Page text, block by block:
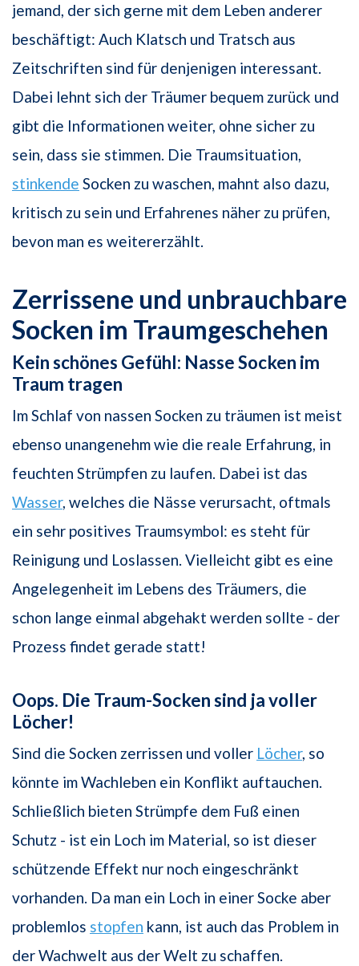
jemand, der sich gerne mit dem Leben anderer
beschäftigt: Auch Klatsch und Tratsch aus
Zeitschriften sind für denjenigen interessant.
Dabei lehnt sich der Träumer bequem zurück und
gibt die Informationen weiter, ohne sicher zu
sein, dass sie stimmen. Die Traumsituation,
stinkende Socken zu waschen, mahnt also dazu,
kritisch zu sein und Erfahrenes näher zu prüfen,
bevon man es weitererzählt.
Zerrissene und unbrauchbare
Socken im Traumgeschehen
Kein schönes Gefühl: Nasse Socken im
Traum tragen
Im Schlaf von nassen Socken zu träumen ist meist
ebenso unangenehm wie die reale Erfahrung, in
feuchten Strümpfen zu laufen. Dabei ist das
Wasser, welches die Nässe verursacht, oftmals
ein sehr positives Traumsymbol: es steht für
Reinigung und Loslassen. Vielleicht gibt es eine
Angelegenheit im Lebens des Träumers, die
schon lange einmal abgehakt werden sollte - der
Prozess findet gerade statt!
Oops. Die Traum-Socken sind ja voller
Löcher!
Sind die Socken zerrissen und voller Löcher, so
könnte im Wachleben ein Konflikt auftauchen.
Schließlich bieten Strümpfe dem Fuß einen
Schutz - ist ein Loch im Material, so ist dieser
schützende Effekt nur noch eingeschränkt
vorhanden. Da man ein Loch in einer Socke aber
problemlos stopfen kann, ist auch das Problem in
der Wachwelt aus der Welt zu schaffen.